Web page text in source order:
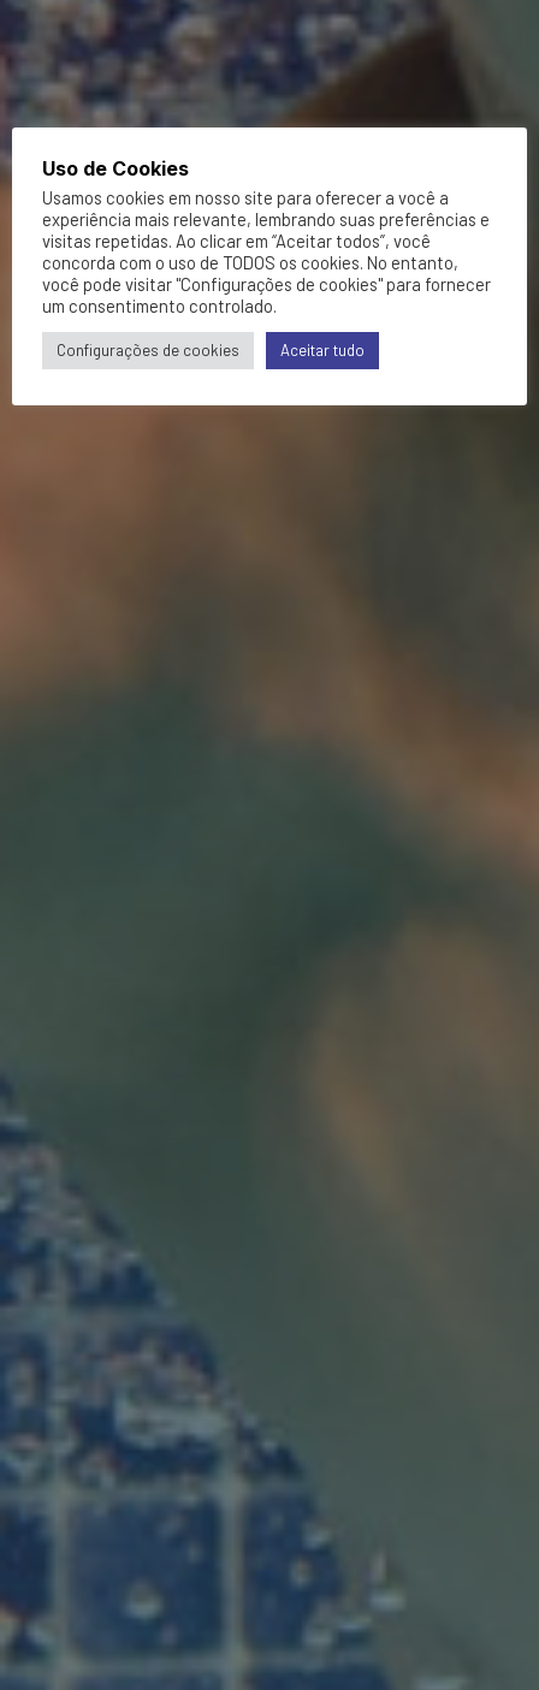
Uso de Cookies
Usamos cookies em nosso site para oferecer a você a
experiência mais relevante, lembrando suas preferências e
visitas repetidas. Ao clicar em “Aceitar todos”, você
concorda com o uso de TODOS os cookies. No entanto,
você pode visitar "Configurações de cookies" para fornecer
um consentimento controlado.
Configurações de cookies Aceitar tudo